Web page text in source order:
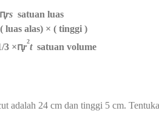
ԥrs satuan luas
alas) × ( tinggi )
r
2
t satuan volume
adalah 24 cm dan tinggi 5 cm.